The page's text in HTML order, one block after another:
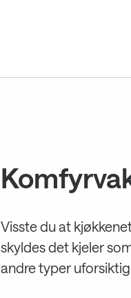
Visste du at
skyldes det kjeler
andre typer